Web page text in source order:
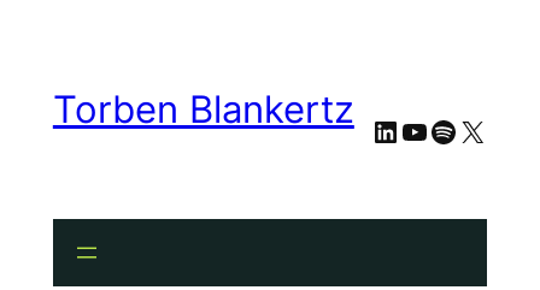
springenTorben Blankertz LinkedIn
YouTube
Spotify
X